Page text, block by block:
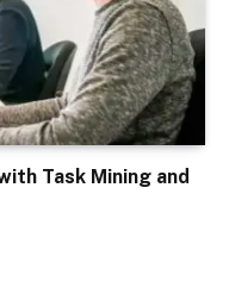
Task Mining and